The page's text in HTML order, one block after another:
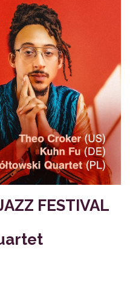
FESTIVAL